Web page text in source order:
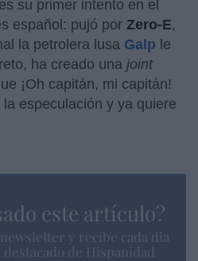
su primer intento en el
español: pujó por Zero-E,
la petrolera lusa Galp le
ha creado una joint
¡Oh capitán, mi capitán!
especulación y ya quiere
este artículo?
y recibe cada dia
de Hispanidad